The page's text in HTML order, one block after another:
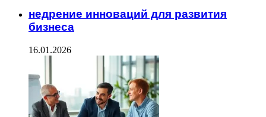
недрение инноваций для развития
бизнеса
16.01.2026